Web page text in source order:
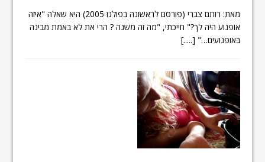
מאת: רותם צברי (פורסם לראשונה בפולגז 2005) היא שאלה "איזה
אופנוע היה לך?" חייכתי, "מה זה משנה ? הרי את לא באמת מבינה
באופנועים…" [.....]